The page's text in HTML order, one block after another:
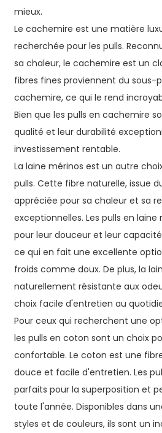
mieux.
Le cachemire est une matière
recherchée pour les pulls.
sa chaleur, le cachemire est un
fibres fines proviennent du sous-
cachemire, ce qui le rend
Bien que les pulls en cachemire
qualité et leur durabilité
investissement rentable.
La laine mérinos est un autre
pulls. Cette fibre naturelle, issue
appréciée pour sa chaleur et sa
exceptionnelles. Les pulls en
pour leur douceur et leur
ce qui en fait une excellente
froids comme doux. De plus, la
naturellement résistante aux
choix facile d'entretien au
Pour ceux qui recherchent une
les pulls en coton sont un choix
confortable. Le coton est une
douce et facile d'entretien. Les
parfaits pour la superposition et
toute l'année. Disponibles dans
styles et de couleurs, ils sont un